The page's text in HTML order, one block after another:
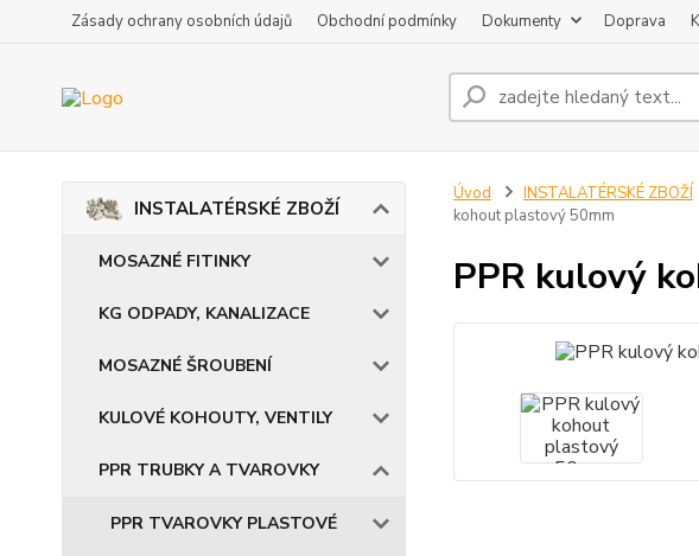
Zásady ochrany osobních údajů Obchodní podmínky Dokumenty Doprava
INSTALATÉRSKÉ ZBOŽÍ
MOSAZNÉ FITINKY
KG ODPADY, KANALIZACE
MOSAZNÉ ŠROUBENÍ
KULOVÉ KOHOUTY, VENTILY
PPR TRUBKY A TVAROVKY
PPR TVAROVKY PLASTOVÉ
Úvod INSTALATÉRSKÉ ZBOŽÍ
kohout plastový 50mm
PPR kulový